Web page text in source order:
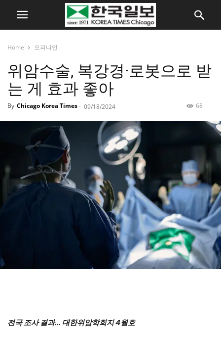
Home 오피니언
위암수술, 복강경·로봇으로 받
는 게 효과 좋아
By Chicago Korea Times- 09/18/2024 68
전국 조사 결과… 대한위암학회지 4월호